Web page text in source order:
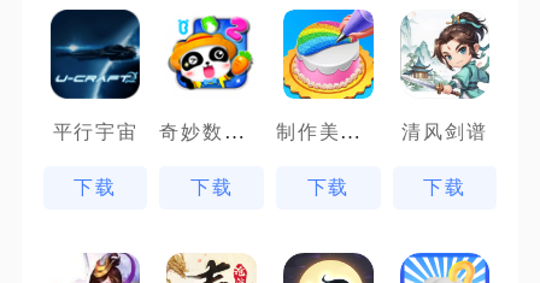
平行宇宙
下载
奇妙数字农场
下载
制作美味蜜瓜蛋糕
下载
清风剑谱
下载